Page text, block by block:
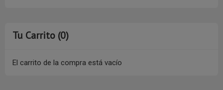
Tu Carrito (0)
El carrito de la compra está vacío